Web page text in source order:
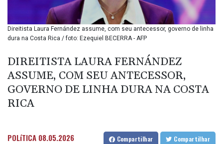
22609.049164
BZD 2.319643
CAD 1.616126
CHF 0.934567
CLF 0.026734
1055.612189
3648.558379
Direitista Laura Fernández assume, com seu antecessor, governo de linha
dura na Costa Rica / foto: Ezequiel BECERRA - AFP
DIREITISTA LAURA FERNÁNDEZ
ASSUME, COM SEU ANTECESSOR,
GOVERNO DE LINHA DURA NA COSTA
RICA
POLíTICA 08.05.2026 Compartilhar Compartilhar